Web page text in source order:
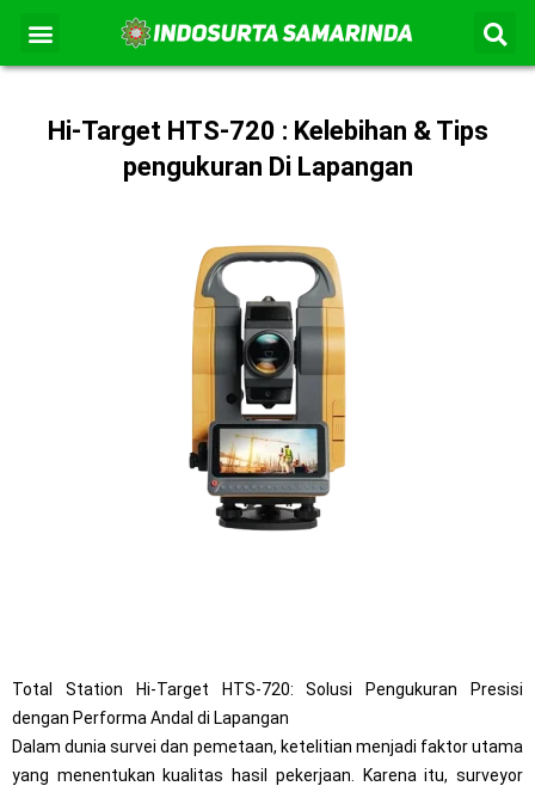
konten
Menu
Hi-Target HTS-720 : Kelebihan & Tips
pengukuran Di Lapangan
Total Station Hi-Target HTS-720: Solusi Pengukuran Presisi
dengan Performa Andal di Lapangan
Dalam dunia survei dan pemetaan, ketelitian menjadi faktor utama
yang menentukan kualitas hasil pekerjaan. Karena itu, surveyor